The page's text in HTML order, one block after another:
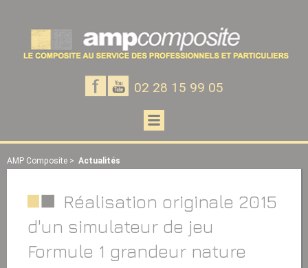
Notre
page
Notre
chaine
Youtube
02 28 15 99 05
Ouvrir
AMP Composite > Actualités
Réalisation originale 2015
d'un simulateur de jeu
Formule 1 grandeur nature